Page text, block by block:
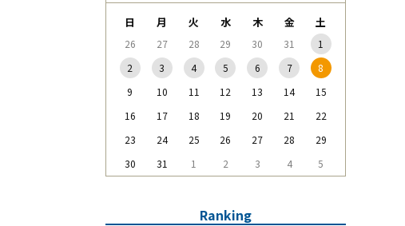
日 月 火 水 木 金 土
26 27 28 29 30 31
1
2
3 4 5 6 7
8
9
10 11 12 13 14
15
16
17 18 19 20 21
22
23
24 25 26 27 28
29
30
31 1 2 3 4 5
Ranking